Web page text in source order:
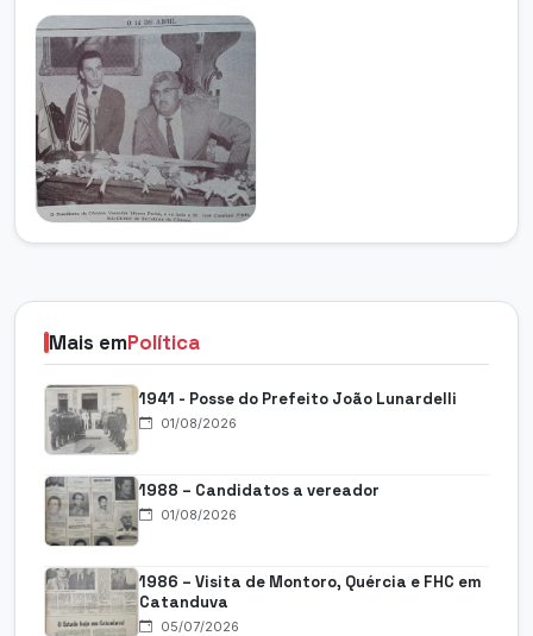
Mais emPolítica
1941 - Posse do Prefeito João Lunardelli
01/08/2026
1988 – Candidatos a vereador
01/08/2026
1986 – Visita de Montoro, Quércia e FHC em
Catanduva
05/07/2026